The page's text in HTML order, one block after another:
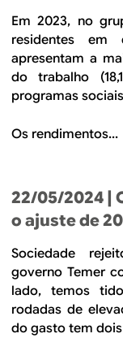
Em 2023, no
residentes em
apresentam a
do trabalho
programas
Os rendimentos...
22/05/2024 |
o ajuste de
Sociedade
governo Temer
lado, temos
rodadas de
do gasto tem